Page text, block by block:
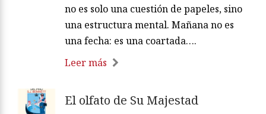
no es solo una cuestión de papeles, sino
una estructura mental. Mañana no es
una fecha: es una coartada….
Leer más
El olfato de Su Majestad